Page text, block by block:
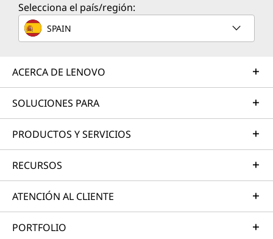
Selecciona el país/región:
SPAIN
ACERCA DE LENOVO
SOLUCIONES PARA
PRODUCTOS Y SERVICIOS
RECURSOS
ATENCIÓN AL CLIENTE
PORTFOLIO